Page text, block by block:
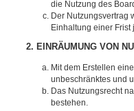
die Nutzung des
Der Nutzungsvertrag
Einhaltung einer
2. EINRÄUMUNG VON
Mit dem Erstellen
unbeschränktes und
Das Nutzungsrecht
bestehen.